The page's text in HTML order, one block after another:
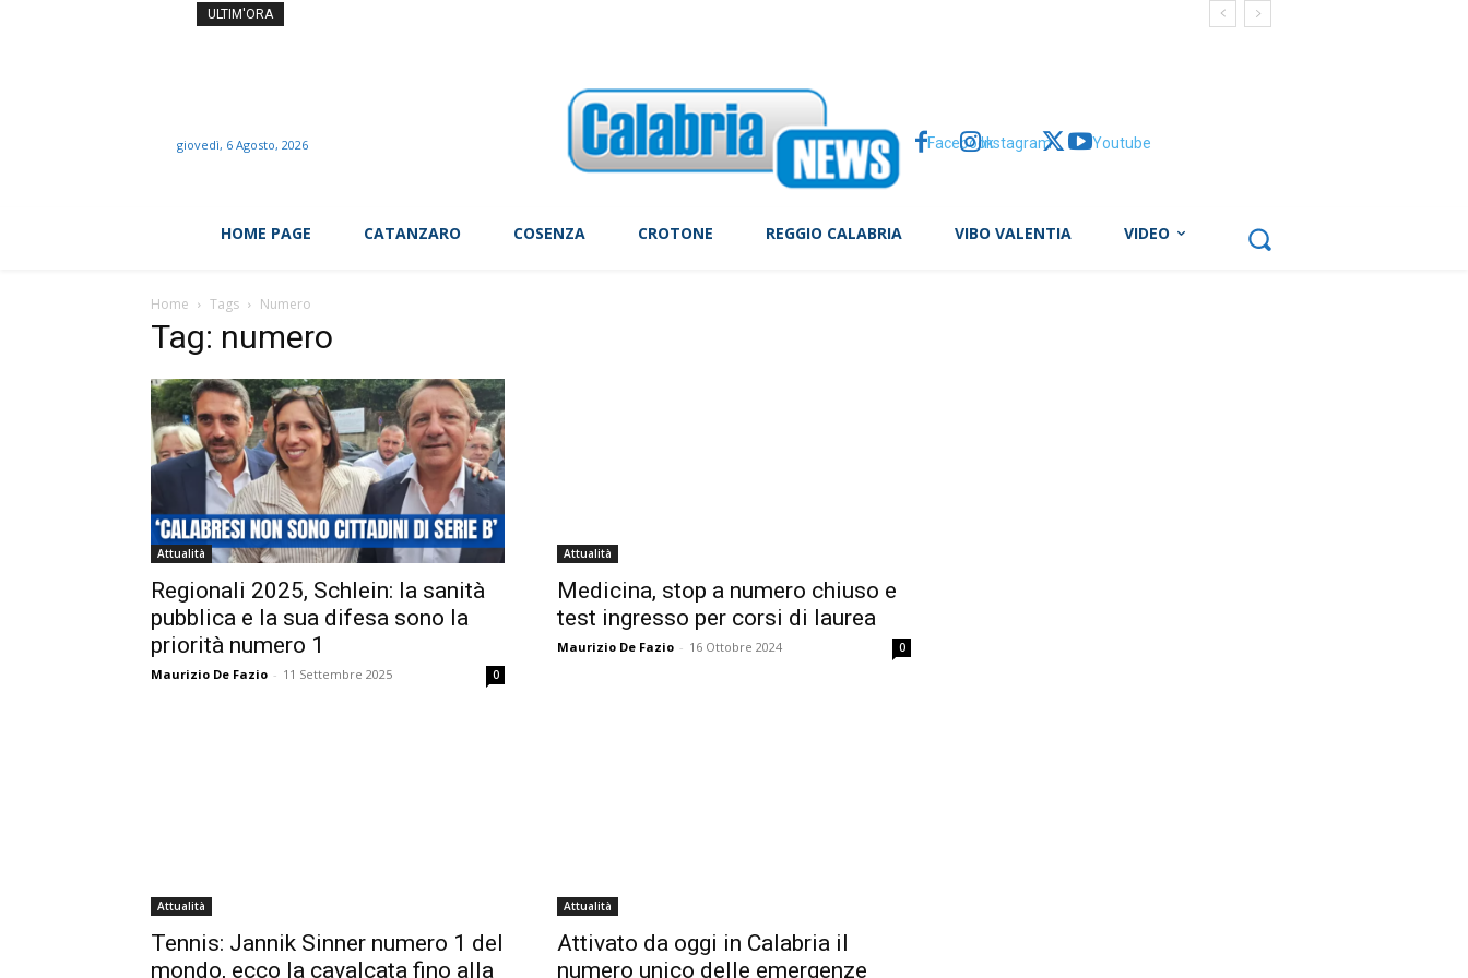
ULTIM'ORA
giovedì, 6 Agosto, 2026 FacebookInstagram X Youtube
HOME PAGE CATANZARO COSENZA CROTONE REGGIO CALABRIA VIBO VALENTIA VIDEO
Home Tags Numero
Tag: numero
Attualità
Regionali 2025, Schlein: la sanità
pubblica e la sua difesa sono la
priorità numero 1
Maurizio De Fazio - 11 Settembre 2025 0
Attualità
Medicina, stop a numero chiuso e
test ingresso per corsi di laurea
Maurizio De Fazio - 16 Ottobre 2024 0
Attualità
Tennis: Jannik Sinner numero 1 del
mondo, ecco la cavalcata fino alla
Attualità
Attivato da oggi in Calabria il
numero unico delle emergenze